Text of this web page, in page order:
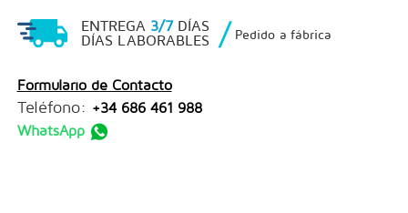
ENTREGA 3/7DÍAS
DÍAS LABORABLES
/ Pedido a fábrica
Formulario de Contacto
Teléfono: +34 686 461 988
WhatsApp